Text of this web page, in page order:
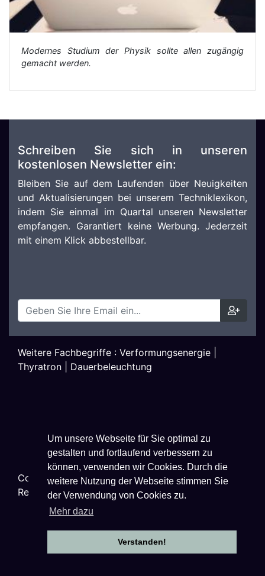
Um unsere Webseite für Sie optimal zu
gestalten und fortlaufend verbessern zu
können, verwenden wir Cookies. Durch die
weitere Nutzung der Webseite stimmen Sie
der Verwendung von Cookies zu.
Mehr dazu
Verstanden!
Modernes Studium der Physik sollte allen zugängig
gemacht werden.
Schreiben Sie sich in unseren
kostenlosen Newsletter ein:
Bleiben Sie auf dem Laufenden über Neuigkeiten
und Aktualisierungen bei unserem Techniklexikon,
indem Sie einmal im Quartal unseren Newsletter
empfangen. Garantiert keine Werbung. Jederzeit
mit einem Klick abbestellbar.
Weitere Fachbegriffe : Verformungsenergie
Thyratron
Dauerbeleuchtung
Copyright © 2026Techniklexikon.net - All Rights
Reserved.
Datenschutzhinweise